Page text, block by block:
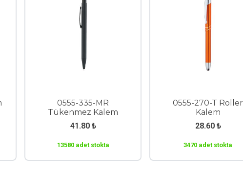
0555-335-MR
Tükenmez Kalem
41.80 ₺
13580 adet stokta
0555-270-T Roller
Kalem
28.60 ₺
3470 adet stokta